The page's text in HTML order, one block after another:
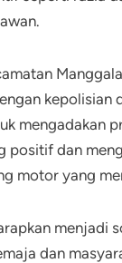
kepolisian
mengadakan
positif dan
motor yang
menjadi
dan